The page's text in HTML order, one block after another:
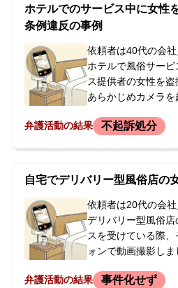
ホテルでのサービス中に女性
条例違反の事例
依頼者は40代の会社
ホテルで風俗サー
ス提供者の女性を盗
あらかじめカメラを
服と一緒にベッドの
科や前歴はありま
事手続きの流れや
のではないかとい
ていました。事態
思いから、事件の
に来られました。
弁護活動の結果 不起訴処分
自宅でデリバリー型風俗店の
依頼者は20代の会
デリバリー型風俗
スを受けている際
ォンで動画撮影しま
したが、実際にはそ
弁護活動の結果 事件化せず